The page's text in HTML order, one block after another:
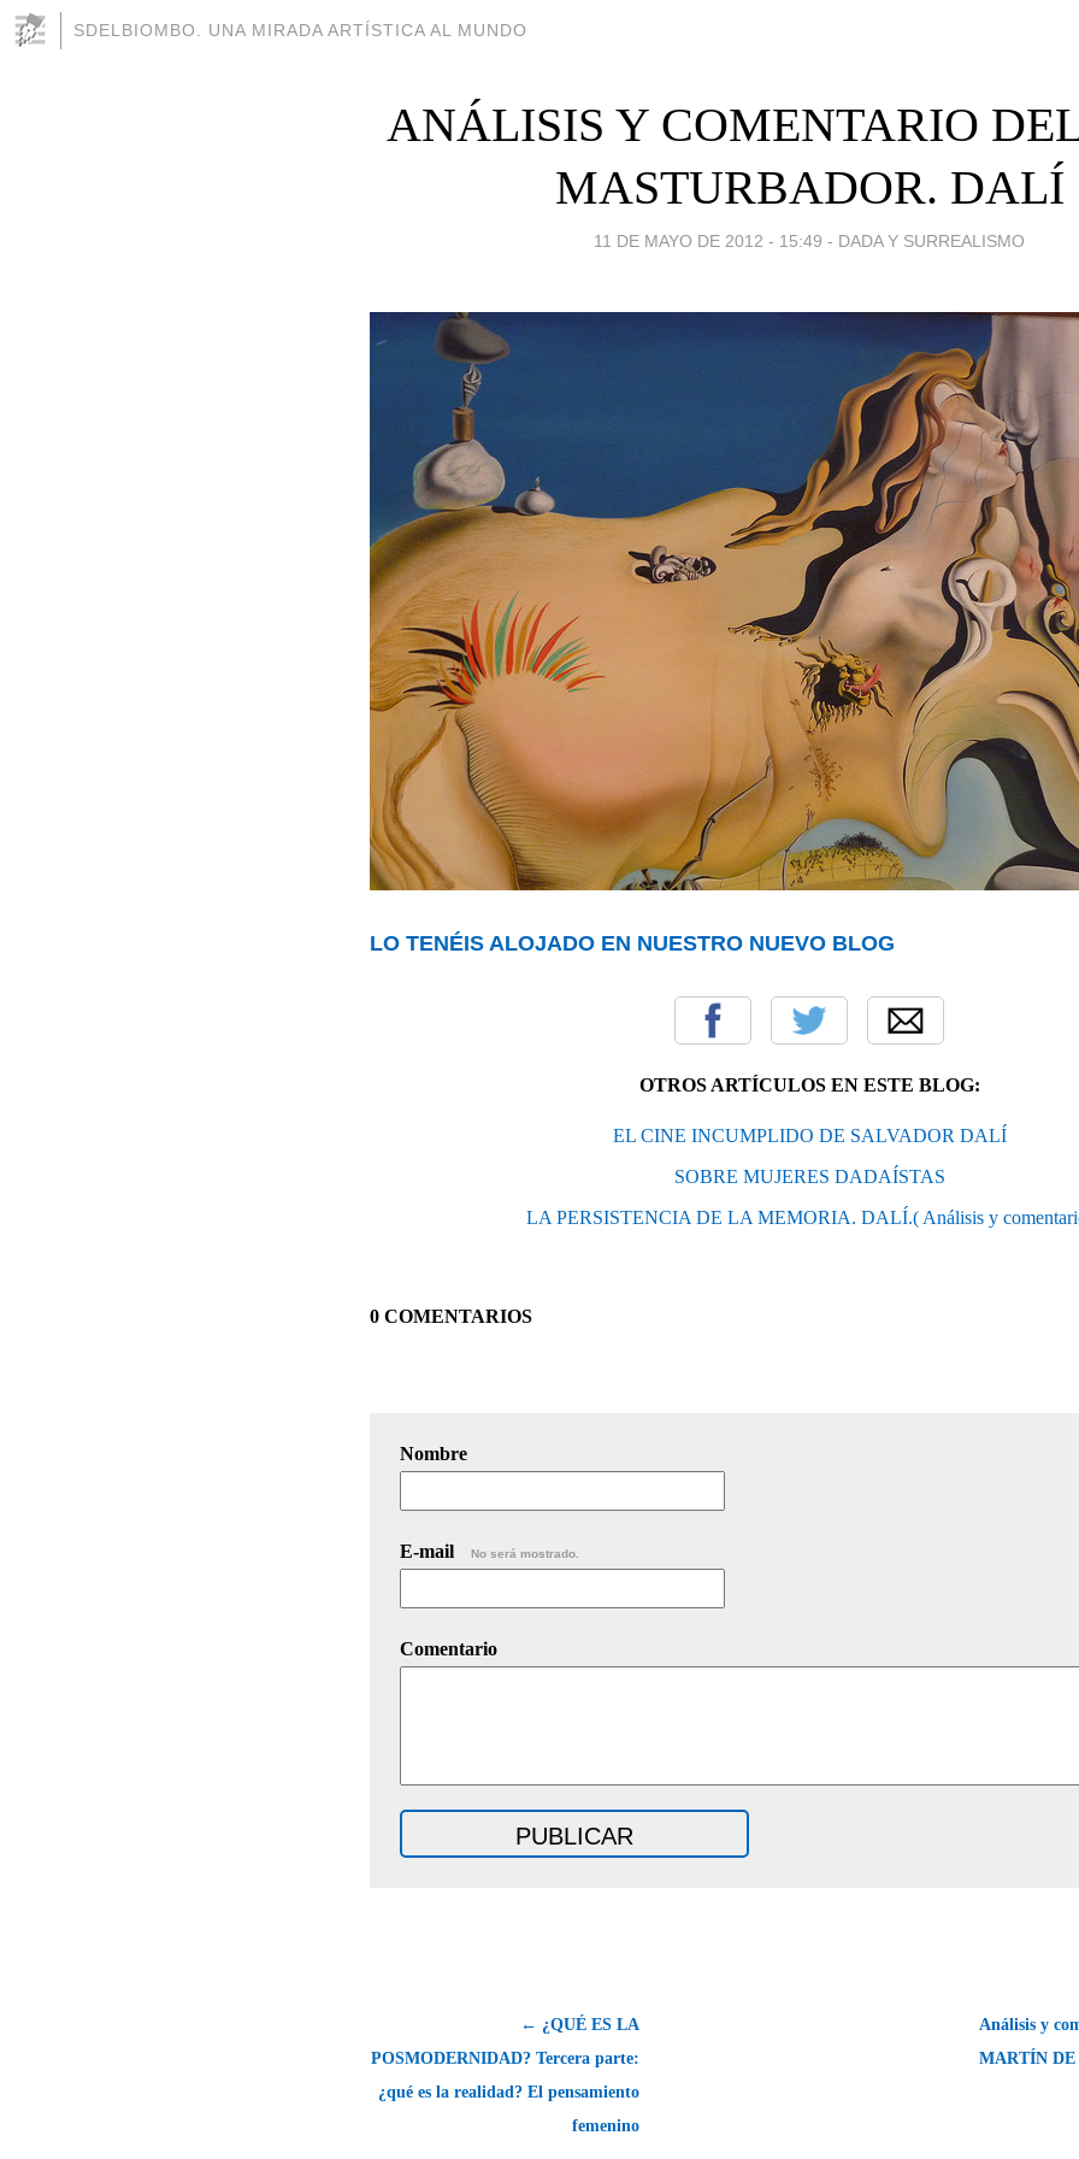
SDELBIOMBO. UNA MIRADA ARTÍSTICA AL MUNDO
ANÁLISIS Y COMENTARIO
MASTURBADOR. DALÍ
11 DE MAYO DE 2012 - 15:49 - DADA Y SURREALISMO
LO TENÉIS ALOJADO EN NUESTRO NUEVO BLOG
OTROS ARTÍCULOS EN ESTE BLOG:
EL CINE INCUMPLIDO DE SALVADOR DALÍ
SOBRE MUJERES DADAÍSTAS
LA PERSISTENCIA DE LA MEMORIA. DALÍ.( Análisis y
0 COMENTARIOS
Nombre
E-mail No será mostrado.
Comentario
← ¿QUÉ ES LA
POSMODERNIDAD? Tercera parte:
¿qué es la realidad? El pensamiento
femenino
Análisis y
MARTÍN